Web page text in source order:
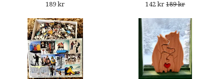
189 kr
142 kr 189 kr